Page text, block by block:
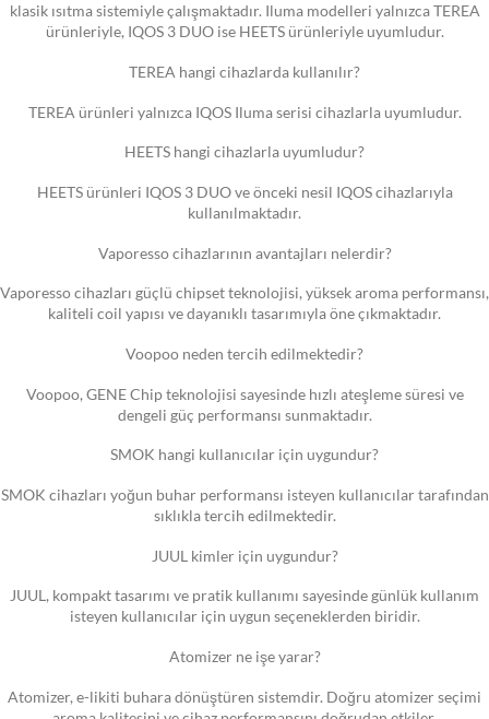
klasik ısıtma sistemiyle çalışmaktadır. Iluma modelleri yalnızca TEREA
ürünleriyle, IQOS 3 DUO ise HEETS ürünleriyle uyumludur.
TEREA hangi cihazlarda kullanılır?
TEREA ürünleri yalnızca IQOS Iluma serisi cihazlarla uyumludur.
HEETS hangi cihazlarla uyumludur?
HEETS ürünleri IQOS 3 DUO ve önceki nesil IQOS cihazlarıyla
kullanılmaktadır.
Vaporesso cihazlarının avantajları nelerdir?
Vaporesso cihazları güçlü chipset teknolojisi, yüksek aroma performansı,
kaliteli coil yapısı ve dayanıklı tasarımıyla öne çıkmaktadır.
Voopoo neden tercih edilmektedir?
Voopoo, GENE Chip teknolojisi sayesinde hızlı ateşleme süresi ve
dengeli güç performansı sunmaktadır.
SMOK hangi kullanıcılar için uygundur?
SMOK cihazları yoğun buhar performansı isteyen kullanıcılar tarafından
sıklıkla tercih edilmektedir.
JUUL kimler için uygundur?
JUUL, kompakt tasarımı ve pratik kullanımı sayesinde günlük kullanım
isteyen kullanıcılar için uygun seçeneklerden biridir.
Atomizer ne işe yarar?
Atomizer, e-likiti buhara dönüştüren sistemdir. Doğru atomizer seçimi